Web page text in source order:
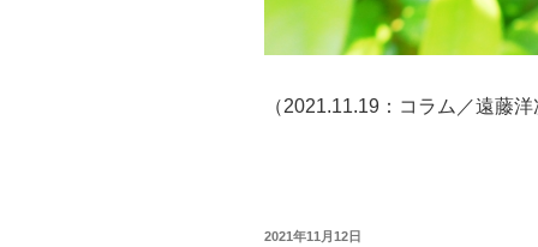
（2021.11.19：コラム／遠藤
投
2021年11月12日